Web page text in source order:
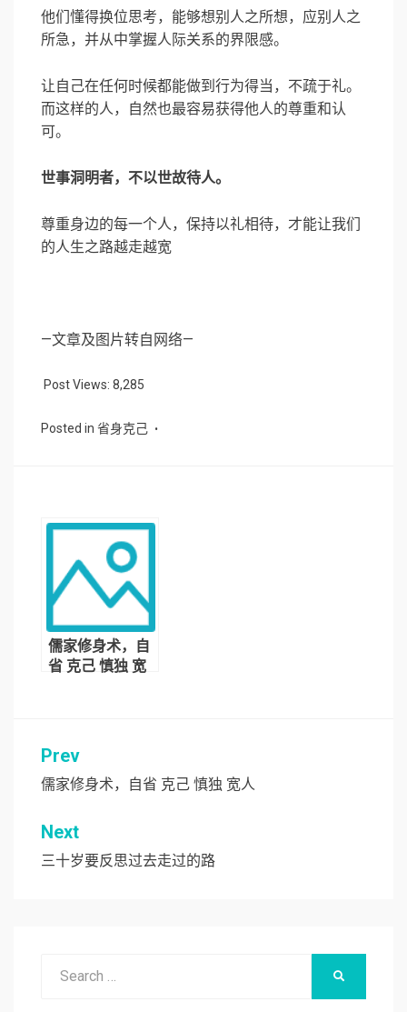
他们懂得换位思考，能够想别人之所想，应别人之
所急，并从中掌握人际关系的界限感。
让自己在任何时候都能做到行为得当，不疏于礼。
而这样的人，自然也最容易获得他人的尊重和认
可。
世事洞明者，不以世故待人。
尊重身边的每一个人，保持以礼相待，才能让我们
的人生之路越走越宽
—文章及图片转自网络—
Post Views: 8,285
Posted in 省身克己
儒家修身术，自
省 克己 慎独 宽
文
章
导
航
Prev
儒家修身术，自省 克己 慎独 宽人
Next
三十岁要反思过去走过的路